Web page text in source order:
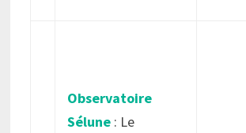
Observatoire
Sélune: Le